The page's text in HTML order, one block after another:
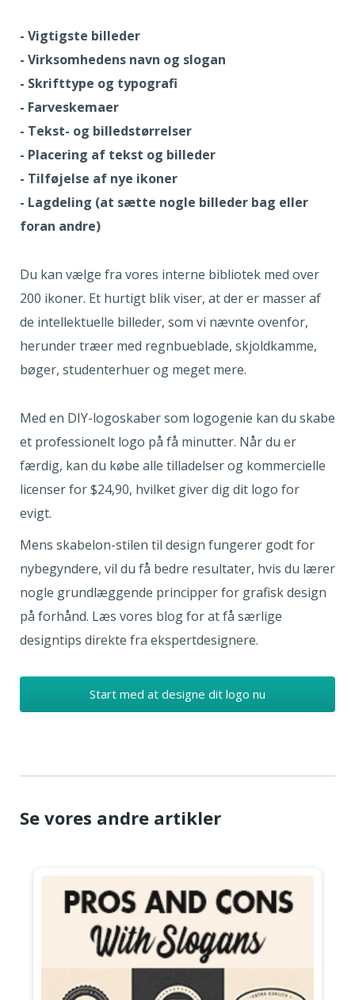
- Vigtigste billeder
- Virksomhedens navn og slogan
- Skrifttype og typografi
- Farveskemaer
- Tekst- og billedstørrelser
- Placering af tekst og billeder
- Tilføjelse af nye ikoner
- Lagdeling (at sætte nogle billeder bag eller
foran andre)
Du kan vælge fra vores interne bibliotek med over
200 ikoner. Et hurtigt blik viser, at der er masser af
de intellektuelle billeder, som vi nævnte ovenfor,
herunder træer med regnbueblade, skjoldkamme,
bøger, studenterhuer og meget mere.
Med en DIY-logoskaber som logogenie kan du skabe
et professionelt logo på få minutter. Når du er
færdig, kan du købe alle tilladelser og kommercielle
licenser for $24,90, hvilket giver dig dit logo for
evigt.
Mens skabelon-stilen til design fungerer godt for
nybegyndere, vil du få bedre resultater, hvis du lærer
nogle grundlæggende principper for grafisk design
på forhånd. Læs vores blog for at få særlige
designtips direkte fra ekspertdesignere.
Start med at designe dit logo nu
Se vores andre artikler